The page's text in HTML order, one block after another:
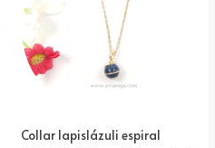
Collar lapislázuli espiral